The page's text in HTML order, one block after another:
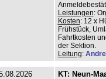
Leistungen:
Kosten: 12 x
Frühstück,
Fahrtkosten
der Sektion.
Leitung:
KT: Neun-